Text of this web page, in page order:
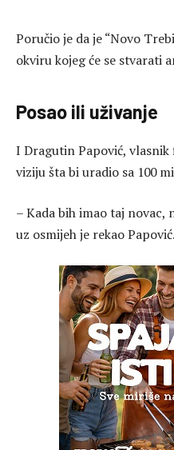
Poručio je da je “Novo
okviru kojeg će se stvarati
Posao ili uživanje
I Dragutin Papović, vlasnik
viziju šta bi uradio sa 100
– Kada bih imao taj novac,
uz osmijeh je rekao Papović.